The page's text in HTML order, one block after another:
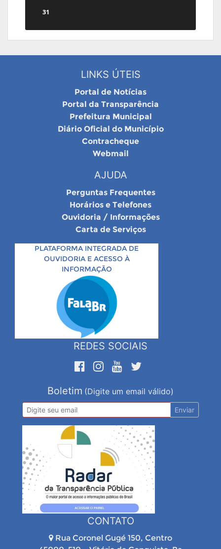
31
LINKS ÚTEIS
Portal de Notícias
Portal da Transparência
Prefeitura Municipal
Diário Oficial do Município
Contracheque
Webmail
AJUDA
Perguntas Frequentes
Horários e Telefones
Ouvidoria / Informações
Carta de Serviços
PLATAFORMA INTEGRADA DE
OUVIDORIA E ACESSO À
INFORMAÇÃO
REDES SOCIAIS
Boletim (Digite um email válido)
Enviar
CONTATO
Rua Coronel Gugé 150, Centro